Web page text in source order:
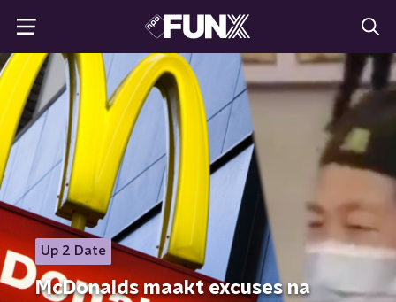
Up 2 Date
McDonalds maakt excuses na